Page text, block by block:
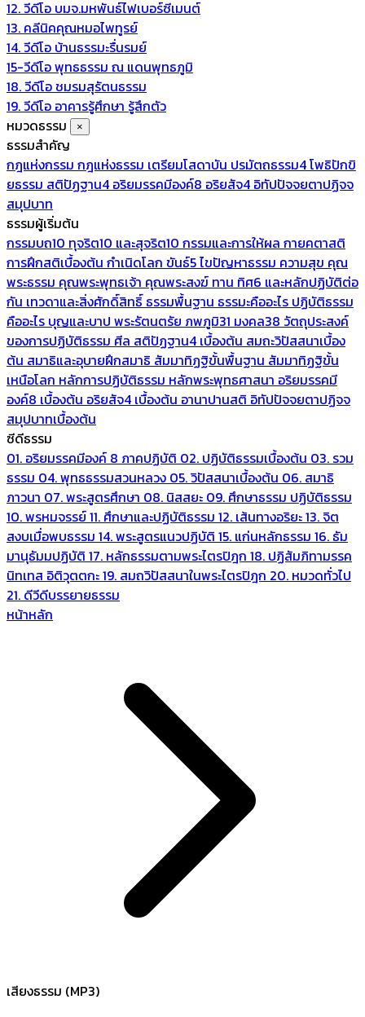
12. วีดีโอ บมจ.มหพันธ์ไฟเบอร์ซีเมนต์
13. คลีนิคคุณหมอไพทูรย์
14. วีดีโอ บ้านธรรมะรื่นรมย์
15-วีดีโอ พุทธธรรม ณ แดนพุทธภูมิ
18. วีดีโอ ชมรมสุรัตนธรรม
19. วีดีโอ อาคารรู้ศึกษา รู้สึกตัว
หมวดธรรม
×
ธรรมสำคัญ
กฎแห่งกรรม กฎแห่งธรรม เตรียมโสดาบัน ปรมัตถธรรม4โพธิปักขิ
ยธรรม สติปัฏฐาน4 อริยมรรคมีองค์8 อริยสัจ4 อิทัปปัจจยตาปฏิจจ
สมุปบาท
ธรรมผู้เริ่มต้น
กรรมบถ10 ทุจริต10 และสุจริต10 กรรมและการให้ผล กายคตาสติ
การฝึกสติเบื้องต้น กำเนิดโลก ขันธ์5ไขปัญหาธรรม ความสุข คุณ
พระธรรม คุณพระพุทธเจ้า คุณพระสงฆ์ ทาน ทิศ6 และหลักปฏิบัติต่อ
กัน เทวดาและสิ่งศักดิ์สิทธิ์ธรรมพื้นฐาน ธรรมะคืออะไร ปฏิบัติธรรม
คืออะไร บุญและบาป พระรัตนตรัย ภพภูมิ31 มงคล38 วัตถุประสงค์
ของการปฏิบัติธรรม ศีล สติปัฏฐาน4 เบื้องต้น สมถะวิปัสสนาเบื้อง
ต้น สมาธิและอุบายฝึกสมาธิ สัมมาทิฏฐิขั้นพื้นฐาน สัมมาทิฏฐิขั้น
เหนือโลก หลักการปฏิบัติธรรม หลักพระพุทธศาสนา อริยมรรคมี
องค์8 เบื้องต้น อริยสัจ4 เบื้องต้น อานาปานสติ อิทัปปัจจยตาปฏิจจ
สมุปบาทเบื้องต้น
ซีดีธรรม
01. อริยมรรคมีองค์ 8 ภาคปฏิบัติ 02. ปฏิบัติธรรมเบื้องต้น 03. รวม
ธรรม 04. พุทธธรรมสวนหลวง 05. วิปัสสนาเบื้องต้น 06. สมาธิ
ภาวนา 07. พระสูตรศึกษา 08. นิสสยะ 09. ศึกษาธรรม ปฏิบัติธรรม
10. พรหมจรรย์11. ศึกษาและปฏิบัติธรรม 12. เส้นทางอริยะ13. จิต
สงบเมื่อพบธรรม 14. พระสูตรแนวปฏิบัติ 15. แก่นหลักธรรม 16. ธัม
มานุธัมมปฏิบัติ 17. หลักธรรมตามพระไตรปิฎก 18. ปฏิสัมภิทามรรค
นิทเทส อิติวุตตกะ19. สมถวิปัสสนาในพระไตรปิฎก 20. หมวดทั่วไป
21. ดีวีดีบรรยายธรรม
หน้าหลัก
เสียงธรรม (MP3)